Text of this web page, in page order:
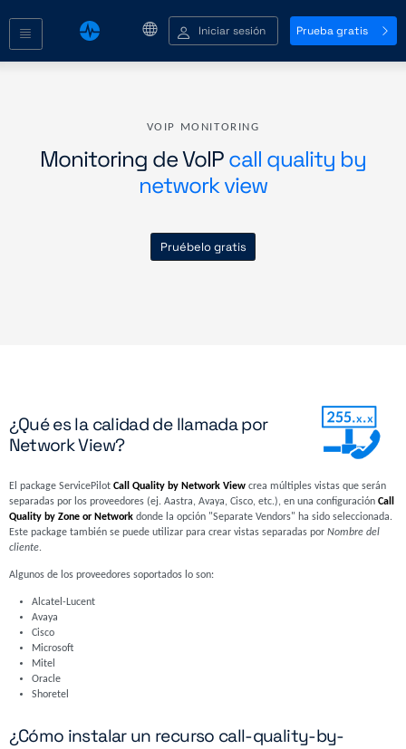
Iniciar sesión Prueba gratis
VOIP MONITORING
Monitoring de VoIPcall quality by
network view
Pruébelo gratis
¿Qué es la calidad de llamada por
Network View?
El package ServicePilot Call Quality by Network Viewcrea múltiples vistas que serán
separadas por los proveedores (ej. Aastra, Avaya, Cisco, etc.), en una configuración Call
Quality by Zone or Networkdonde la opción "Separate Vendors" ha sido seleccionada.
Este package también se puede utilizar para crear vistas separadas por Nombre del
cliente.
Algunos de los proveedores soportados lo son:
Alcatel-Lucent
Avaya
Cisco
Microsoft
Mitel
Oracle
Shoretel
¿Cómo instalar un recurso call-quality-by-